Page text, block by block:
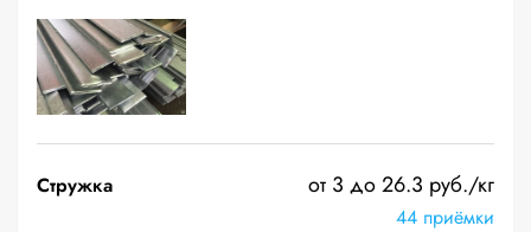
Стружка от 3 до 26.3 руб./кг
44 приёмки